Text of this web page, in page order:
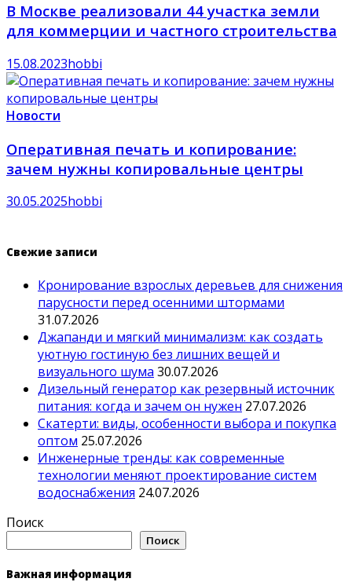
В Москве реализовали 44 участка земли
для коммерции и частного строительства
15.08.2023hobbi
Новости
Оперативная печать и копирование:
зачем нужны копировальные центры
30.05.2025hobbi
Свежие записи
Кронирование взрослых деревьев для снижения
парусности перед осенними штормами
31.07.2026
Джапанди и мягкий минимализм: как создать
уютную гостиную без лишних вещей и
визуального шума 30.07.2026
Дизельный генератор как резервный источник
питания: когда и зачем он нужен 27.07.2026
Скатерти: виды, особенности выбора и покупка
оптом 25.07.2026
Инженерные тренды: как современные
технологии меняют проектирование систем
водоснабжения 24.07.2026
Поиск
Поиск
Важная информация